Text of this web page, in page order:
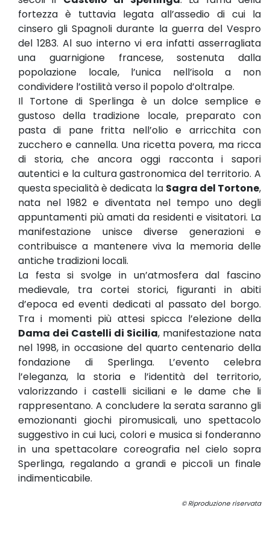
fortezza è tuttavia legata all’assedio di cui la
cinsero gli Spagnoli durante la guerra del Vespro
del 1283. Al suo interno vi era infatti asserragliata
una guarnigione francese, sostenuta dalla
popolazione locale, l’unica nell’isola a non
condividere l’ostilità verso il popolo d’oltralpe.
Il Tortone di Sperlinga è un dolce semplice e
gustoso della tradizione locale, preparato con
pasta di pane fritta nell’olio e arricchita con
zucchero e cannella. Una ricetta povera, ma ricca
di storia, che ancora oggi racconta i sapori
autentici e la cultura gastronomica del territorio. A
questa specialità è dedicata la Sagra del Tortone,
nata nel 1982 e diventata nel tempo uno degli
appuntamenti più amati da residenti e visitatori. La
manifestazione unisce diverse generazioni e
contribuisce a mantenere viva la memoria delle
antiche tradizioni locali.
La festa si svolge in un’atmosfera dal fascino
medievale, tra cortei storici, figuranti in abiti
d’epoca ed eventi dedicati al passato del borgo.
Tra i momenti più attesi spicca l’elezione della
Dama dei Castelli di Sicilia, manifestazione nata
nel 1998, in occasione del quarto centenario della
fondazione di Sperlinga. L’evento celebra
l’eleganza, la storia e l’identità del territorio,
valorizzando i castelli siciliani e le dame che li
rappresentano. A concludere la serata saranno gli
emozionanti giochi piromusicali, uno spettacolo
suggestivo in cui luci, colori e musica si fonderanno
in una spettacolare coreografia nel cielo sopra
Sperlinga, regalando a grandi e piccoli un finale
indimenticabile.
© Riproduzione riservata